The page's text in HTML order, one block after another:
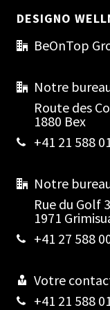
DESIGNO
BeOnTop
Notre
Route des
1880 Bex
+41 21 588
Notre
Rue du Golf
1971
+41 27 588
Votre
+41 21 588